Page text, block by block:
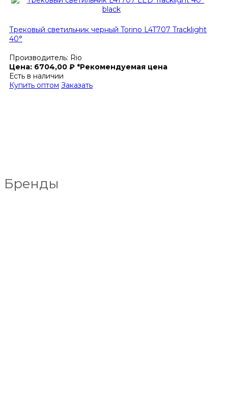
Трековый светильник черный Torino L4T707 Tracklight
40°
Производитель: Rio
Цена: 6704,00 ₽ *Рекомендуемая цена
Есть в наличии
Купить оптом Заказать
Бренды